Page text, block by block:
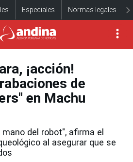
Especiales Normas legales
¡acción!
de
en Machu
del robot", afirma el
al asegurar que se